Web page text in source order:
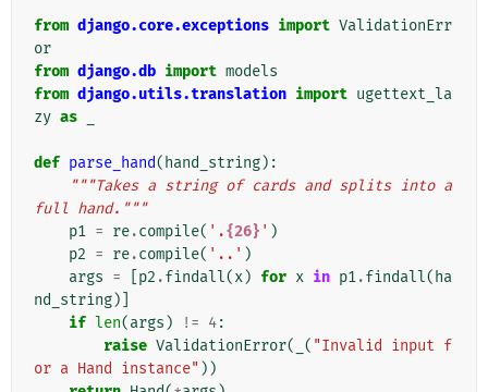
from django.core.exceptions import ValidationErr
or
from django.db import models
from django.utils.translation import ugettext_la
zy as
def parse_hand( hand_string):
"""Takes a string of cards and splits into a
full hand."""
p1 = re.compile( '.{26} ' )
p2 = re.compile( '..' )
args = p2 .findall(x) for x in p1.findall( ha
nd_string)]
if len(args ) != 4:
raise ValidationError( ( "Invalid input f
or a Hand instance" ))